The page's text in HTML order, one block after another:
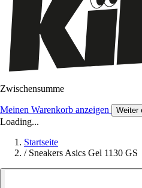
Zwischensumme
Meinen Warenkorb anzeigen Weiter
Loading...
Startseite
/ Sneakers Asics Gel 1130 GS